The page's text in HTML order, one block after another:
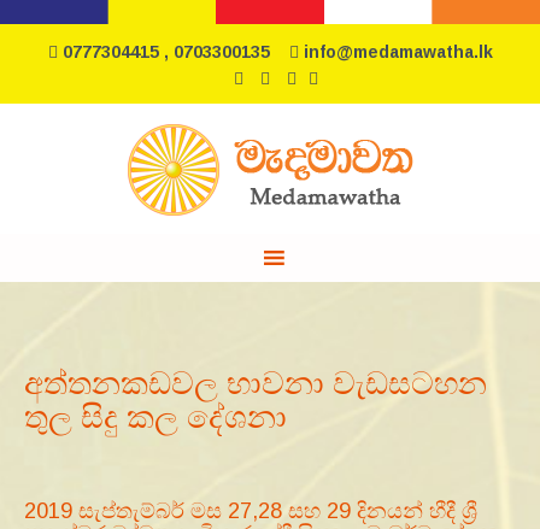
0777304415 , 0703300135 info@medamawatha.lk
අත්තනකඩවල භාවනා වැඩසටහන
තුල සිදු කල දේශනා
2019 සැප්තැම්බර් මස 27,28 සහ 29 දිනයන් හීදී ශ්‍රී